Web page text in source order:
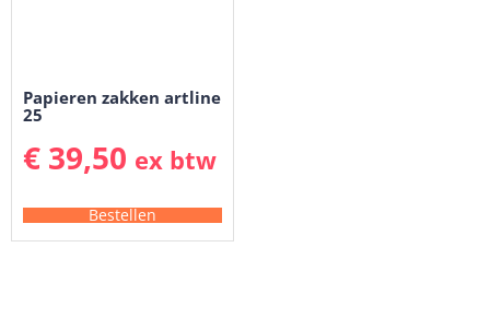
Papieren zakken artline
25
€ 39,50 ex btw
Bestellen